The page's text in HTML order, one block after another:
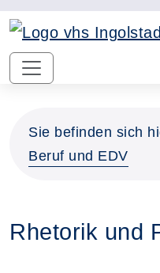
Sie befinden sich
Beruf und EDV
Rhetorik und